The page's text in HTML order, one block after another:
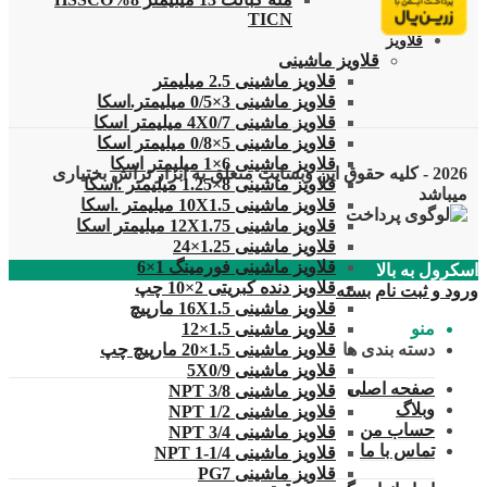
TICN
قلاویز
قلاویز ماشینی
قلاویز ماشینی 2.5 میلیمتر
قلاویز ماشینی 3×0/5 میلیمتر.اسکا
قلاویز ماشینی 4X0/7 میلیمتر اسکا
قلاویز ماشینی 5×0/8 میلیمتر اسکا
قلاویز ماشینی 6×1 میلیمتر اسکا
قلاویز ماشینی 8×1.25 میلیمتر .اسکا
قلاویز ماشینی 10X1.5 میلیمتر .اسکا
قلاویز ماشینی 12X1.75 میلیمتر اسکا
قلاویز ماشینی 1.25×24
قلاویز ماشینی فورمینگ 1×6
قلاویز دنده کبریتی 2×10 چپ
قلاویز ماشینی 16X1.5 مارپیچ
قلاویز ماشینی 1.5×12
قلاویز ماشینی 1.5×20 مارپیچ چپ
قلاویز ماشینی 5X0/9
قلاویز ماشینی 3/8 NPT
قلاویز ماشینی 1/2 NPT
قلاویز ماشینی 3/4 NPT
قلاویز ماشینی 1/4-1 NPT
قلاویز ماشینی PG7
2026 - کلیه حقوق این وبسایت متعلق به ابزار تراش بختیاری
میباشد
اسکرول به بالا
ورود و ثبت نام بسته
منو
دسته بندی ها
صفحه اصلی
وبلاگ
حساب من
تماس با ما